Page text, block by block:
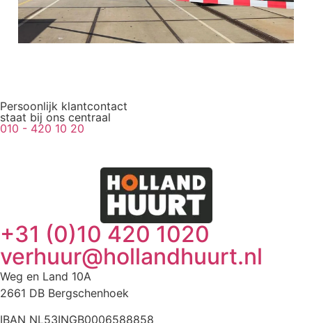
Persoonlijk klantcontact
staat bij ons centraal
010 - 420 10 20
+31 (0)10 420 1020
verhuur@hollandhuurt.nl
Weg en Land 10A
2661 DB Bergschenhoek
IBAN NL53INGB0006588858